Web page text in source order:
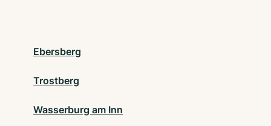
Ebersberg
Trostberg
Wasserburg am Inn